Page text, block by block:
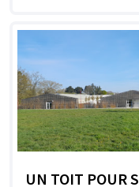
UN TOIT POUR